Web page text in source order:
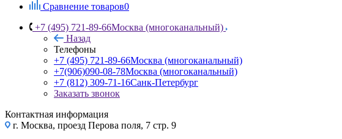
Сравнение товаров0
+7 (495) 721-89-66Москва (многоканальный)
Назад
Телефоны
+7 (495) 721-89-66Москва (многоканальный)
+7(906)090-08-78Москва (многоканальный)
+7 (812) 309-71-16Санк-Петербург
Заказать звонок
Контактная информация
г. Москва, проезд Перова поля, 7 стр. 9